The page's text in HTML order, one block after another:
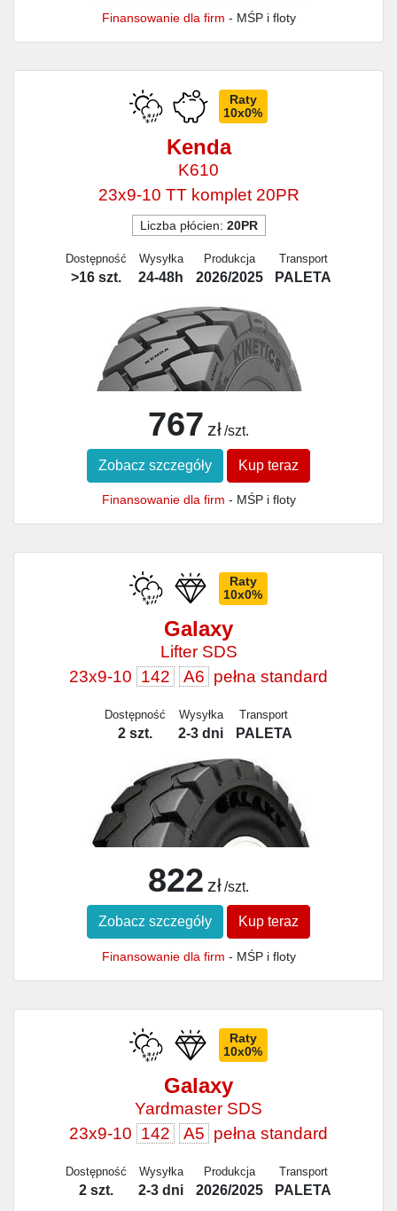
Finansowanie dla firm - MŚP i floty
Raty
10x0%
Kenda
K610
23x9-10 TT komplet 20PR
Liczba płócien: 20PR
Dostępność
>16 szt.
Wysyłka
24-48h
Produkcja
2026/2025
Transport
PALETA
767 zł /szt.
Zobacz szczegóły Kup teraz
Finansowanie dla firm - MŚP i floty
Raty
10x0%
Galaxy
Lifter SDS
23x9-10 142 A6 pełna standard
Dostępność
2 szt.
Wysyłka
2-3 dni
Transport
PALETA
822 zł /szt.
Zobacz szczegóły Kup teraz
Finansowanie dla firm - MŚP i floty
Raty
10x0%
Galaxy
Yardmaster SDS
23x9-10 142 A5 pełna standard
Dostępność
2 szt.
Wysyłka
2-3 dni
Produkcja
2026/2025
Transport
PALETA